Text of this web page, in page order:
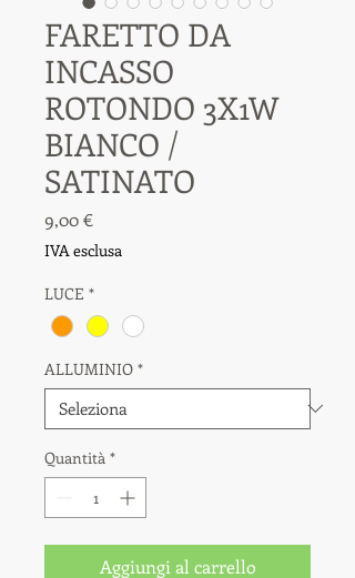
FARETTO DA
INCASSO
ROTONDO 3X1W
BIANCO /
SATINATO
9,00 €Prezzo
IVA esclusa
LUCE *
ALLUMINIO *
Quantità *
Aggiungi al carrello